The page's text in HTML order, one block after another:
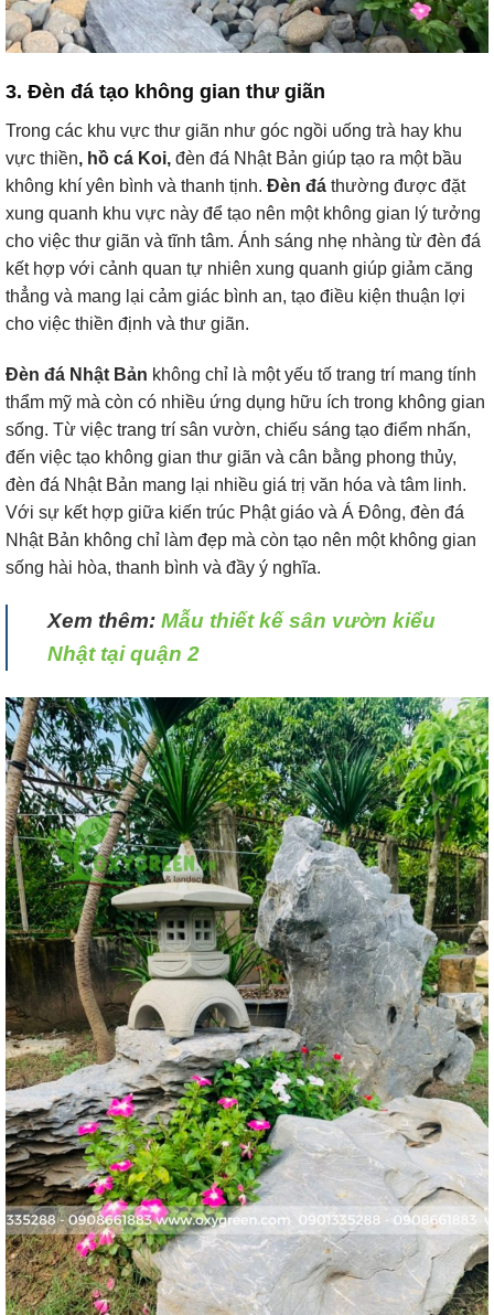
3. Đèn đá tạo không gian thư giãn
Trong các khu vực thư giãn như góc ngồi uống trà hay khu
vực thiền, hồ cá Koi, đèn đá Nhật Bản giúp tạo ra một bầu
không khí yên bình và thanh tịnh. Đèn đá thường được đặt
xung quanh khu vực này để tạo nên một không gian lý tưởng
cho việc thư giãn và tĩnh tâm. Ánh sáng nhẹ nhàng từ đèn đá
kết hợp với cảnh quan tự nhiên xung quanh giúp giảm căng
thẳng và mang lại cảm giác bình an, tạo điều kiện thuận lợi
cho việc thiền định và thư giãn.
Đèn đá Nhật Bản không chỉ là một yếu tố trang trí mang tính
thẩm mỹ mà còn có nhiều ứng dụng hữu ích trong không gian
sống. Từ việc trang trí sân vườn, chiếu sáng tạo điểm nhấn,
đến việc tạo không gian thư giãn và cân bằng phong thủy,
đèn đá Nhật Bản mang lại nhiều giá trị văn hóa và tâm linh.
Với sự kết hợp giữa kiến trúc Phật giáo và Á Đông, đèn đá
Nhật Bản không chỉ làm đẹp mà còn tạo nên một không gian
sống hài hòa, thanh bình và đầy ý nghĩa.
Xem thêm: Mẫu thiết kế sân vườn kiểu
Nhật tại quận 2